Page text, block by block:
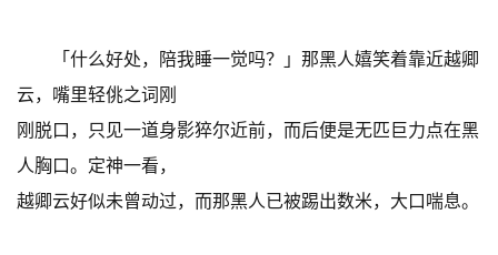
「什么好处，陪我睡一觉吗？」那黑人嬉笑着靠近越卿
云，嘴里轻佻之词刚
刚脱口，只见一道身影猝尔近前，而后便是无匹巨力点在黑
人胸口。定神一看，
越卿云好似未曾动过，而那黑人已被踢出数米，大口喘息。